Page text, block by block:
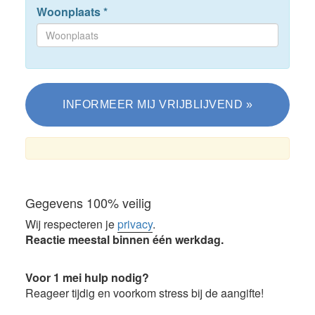
Woonplaats*
Gegevens 100% veilig
Wij respecteren jeprivacy.
Reactie meestal binnen één werkdag.
Voor 1 mei hulp nodig?
Reageer tijdig en voorkom stress bij de aangifte!